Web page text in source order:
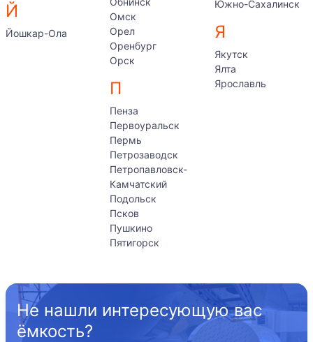
Й
Йошкар-Ола
Омск
Орел
Оренбург
Орск
П
Пенза
Первоуральск
Пермь
Петрозаводск
Петропавловск-
Камчатский
Подольск
Псков
Пушкино
Пятигорск
Южно-Сахалинск
Я
Якутск
Ялта
Ярославль
Не нашли интересующую вас
ёмкость?